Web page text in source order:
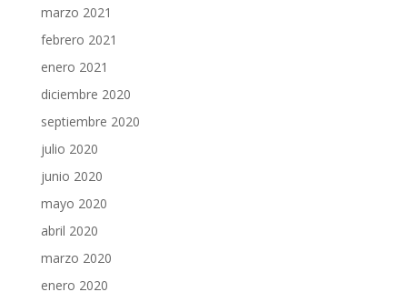
marzo 2021
febrero 2021
enero 2021
diciembre 2020
septiembre 2020
julio 2020
junio 2020
mayo 2020
abril 2020
marzo 2020
enero 2020